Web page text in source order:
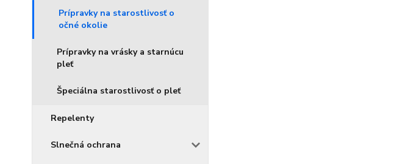
Prípravky na starostlivosť o
očné okolie
Prípravky na vrásky a starnúcu
pleť
Špeciálna starostlivosť o pleť
Repelenty
Slnečná ochrana